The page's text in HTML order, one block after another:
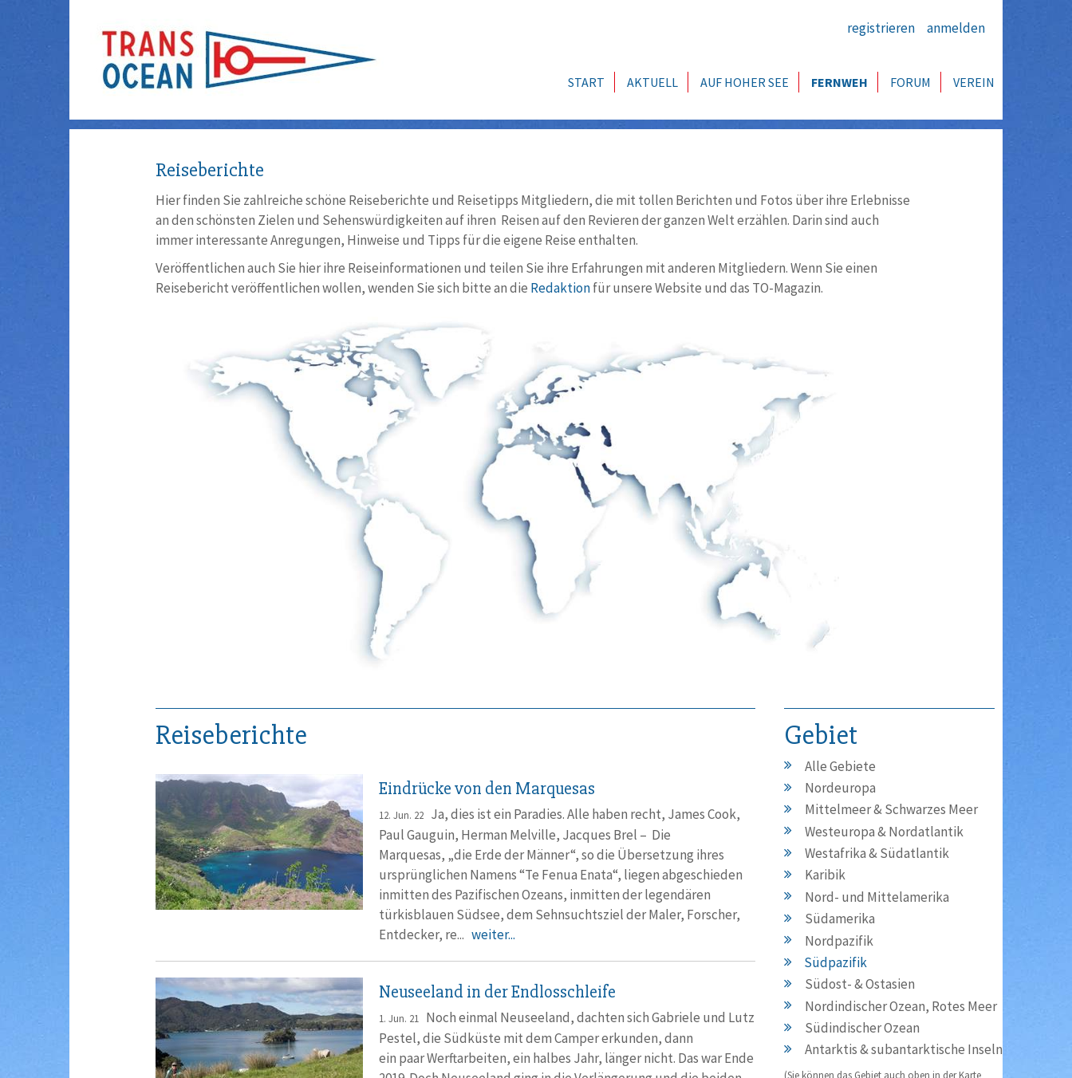
registrieren anmelden
START AKTUELL AUF HOHER SEE FERNWEH FORUM VEREIN
Reiseberichte
Hier finden Sie zahlreiche schöne Reiseberichte und Reisetipps Mitgliedern, die mit tollen Berichten und Fotos über ihre Erlebnisse
an den schönsten Zielen und Sehenswürdigkeiten auf ihren Reisen auf den Revieren der ganzen Welt erzählen. Darin sind auch
immer interessante Anregungen, Hinweise und Tipps für die eigene Reise enthalten.
Veröffentlichen auch Sie hier ihre Reiseinformationen und teilen Sie ihre Erfahrungen mit anderen Mitgliedern. Wenn Sie einen
Reisebericht veröffentlichen wollen, wenden Sie sich bitte an die Redaktionfür unsere Website und das TO-Magazin.
Reiseberichte
Eindrücke von den Marquesas
12. Jun. 22Ja, dies ist ein Paradies. Alle haben recht, James Cook,
Paul Gauguin, Herman Melville, Jacques Brel – Die
Marquesas, „die Erde der Männer“, so die Übersetzung ihres
ursprünglichen Namens “Te Fenua Enata“, liegen abgeschieden
inmitten des Pazifischen Ozeans, inmitten der legendären
türkisblauen Südsee, dem Sehnsuchtsziel der Maler, Forscher,
Entdecker, re... weiter...
Neuseeland in der Endlosschleife
1. Jun. 21Noch einmal Neuseeland, dachten sich Gabriele und Lutz
Pestel, die Südküste mit dem Camper erkunden, dann
ein paar Werftarbeiten, ein halbes Jahr, länger nicht. Das war Ende
Gebiet
Alle Gebiete
Nordeuropa
Mittelmeer & Schwarzes Meer
Westeuropa & Nordatlantik
Westafrika & Südatlantik
Karibik
Nord- und Mittelamerika
Südamerika
Nordpazifik
Südpazifik
Südost- & Ostasien
Nordindischer Ozean, Rotes Meer
Südindischer Ozean
Antarktis & subantarktische Inseln